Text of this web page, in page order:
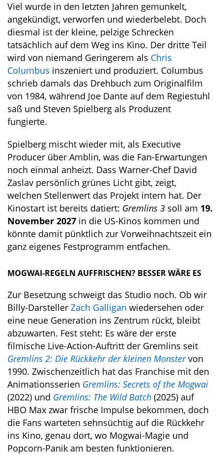
Viel wurde in den letzten Jahren gemunkelt,
angekündigt, verworfen und wiederbelebt. Doch
diesmal ist der kleine, pelzige Schrecken
tatsächlich auf dem Weg ins Kino. Der dritte Teil
wird von niemand Geringerem als Chris
Columbus inszeniert und produziert. Columbus
schrieb damals das Drehbuch zum Originalfilm
von 1984, während Joe Dante auf dem Regiestuhl
saß und Steven Spielberg als Produzent
fungierte.
Spielberg mischt wieder mit, als Executive
Producer über Amblin, was die Fan-Erwartungen
noch einmal anheizt. Dass Warner-Chef David
Zaslav persönlich grünes Licht gibt, zeigt,
welchen Stellenwert das Projekt intern hat. Der
Kinostart ist bereits datiert: Gremlins 3 soll am 19.
November 2027 in die US-Kinos kommen und
könnte damit pünktlich zur Vorweihnachtszeit ein
ganz eigenes Festprogramm entfachen.
MOGWAI-REGELN AUFFRISCHEN? BESSER WÄRE ES
Zur Besetzung schweigt das Studio noch. Ob wir
Billy-Darsteller Zach Galligan wiedersehen oder
eine neue Generation ins Zentrum rückt, bleibt
abzuwarten. Fest steht: Es wäre der erste
filmische Live-Action-Auftritt der Gremlins seit
Gremlins 2: Die Rückkehr der kleinen Monstervon
1990. Zwischenzeitlich hat das Franchise mit den
Animationsserien Gremlins: Secrets of the Mogwai
(2022) und Gremlins: The Wild Batch (2025) auf
HBO Max zwar frische Impulse bekommen, doch
die Fans warteten sehnsüchtig auf die Rückkehr
ins Kino, genau dort, wo Mogwai-Magie und
Popcorn-Panik am besten funktionieren.